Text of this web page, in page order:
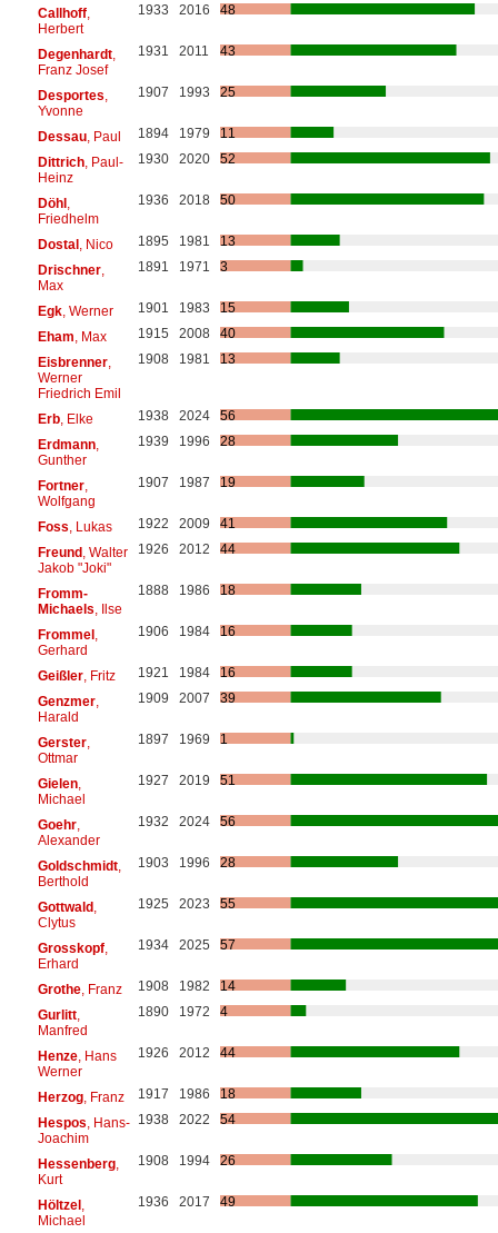
Callhoff,
Herbert
1933 2016 48
Degenhardt,
Franz Josef
1931 2011 43
Desportes
Yvonne
1907 1993 25
Dessau, Paul 1894 1979
11
Dittrich, Paul-
Heinz
1930 2020 52
Döhl,
Friedhelm
1936 2018 50
Dostal, Nico 1895 1981
13
Drischner,
Max
1891 1971 3
Egk, Werner 1901 1983
15
Eham , Max 1915 2008
40
Eisbrenner,
Werner
Friedrich Emil
1908 1981 13
Erb, Elke 1938 2024
56
Erdmann,
Gunther
1939 1996 28
Fortner,
Wolfgang
1907 1987 19
Foss , Lukas 1922 2009
41
Freund, Walter
Jakob "Joki"
1926 2012 44
Fromm-
Michaels , Ilse
1888 1986 18
Frommel,
Gerhard
1906 1984 16
Geißler, Fritz 1921 1984
16
Genzmer,
Harald
1909 2007 39
Gerster,
Ottmar
1897 1969 1
Gielen,
Michael
1927 2019 51
Goehr,
Alexander
1932 2024 56
Goldschmidt,
Berthold
1903 1996 28
Gottwald,
Clytus
1925 2023 55
Grosskopf,
Erhard
1934 2025 57
Grothe, Franz 1908 1982
14
Gurlitt,
Manfred
1890 1972 4
Henze, Hans
Werner
1926 2012 44
Herzog, Franz 1917 1986
18
Hespos , Hans-
Joachim
1938 2022 54
Hessenberg,
Kurt
1908 1994 26
Höltzel,
Michael
1936 2017 49